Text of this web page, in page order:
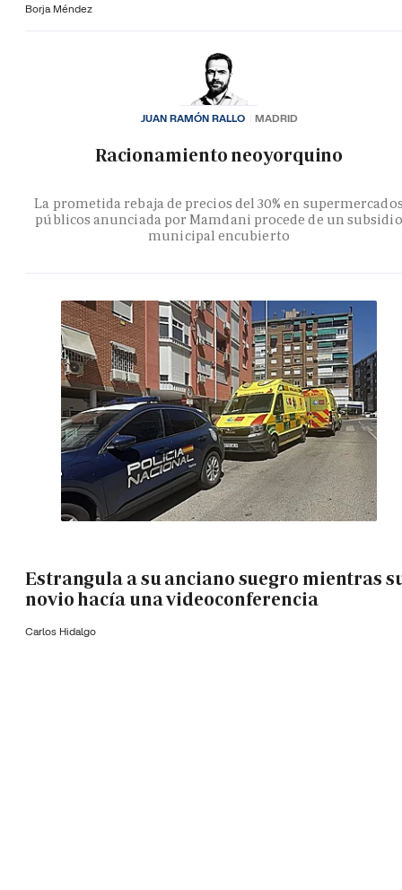
Borja Méndez
Racionamiento neoyorquino
La prometida rebaja de precios del 30% en
públicos anunciada por Mamdani procede de un subsidio
municipal encubierto
JUAN RAMÓN RALLO MADRID
Estrangula a su anciano suegro mientras
novio hacía una videoconferencia
Carlos Hidalgo